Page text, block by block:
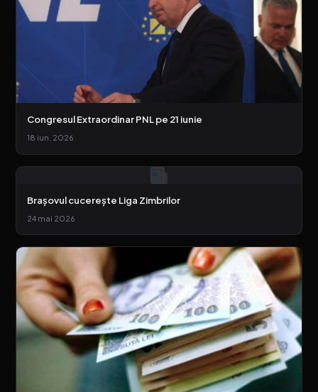
Congresul Extraordinar PNL pe 21 iunie
18 iun. 2026
Brașovul cucerește Liga Zimbrilor
24 mai 2026